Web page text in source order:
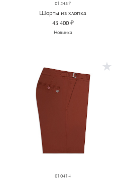
012437
Шорты из хлопка
45 400 ₽
Новинка
010414